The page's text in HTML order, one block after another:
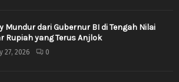
Mundur dari Gubernur BI di Tengah Nilai
Rupiah yang Terus Anjlok
27, 2026 0